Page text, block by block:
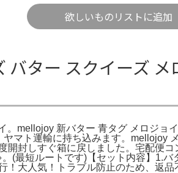
欲しいものリストに追加
ター スクイーズ メ
。mellojoy 新バター 青タグ メロジョ
マト運輸に持ち込みます。mellojoy
封しすぐ箱に戻しました。宅配便コ
(最短ルートです)【セット内容】1.バ
！大人気！トラブル防止のため、返品